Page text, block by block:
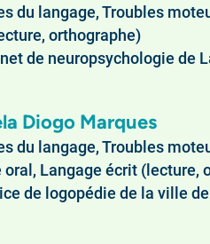
du langage, Troubles
orthographe)
de neuropsychologie de
Diogo Marques
du langage, Troubles
oral, Langage écrit (lecture,
de logopédie de la ville